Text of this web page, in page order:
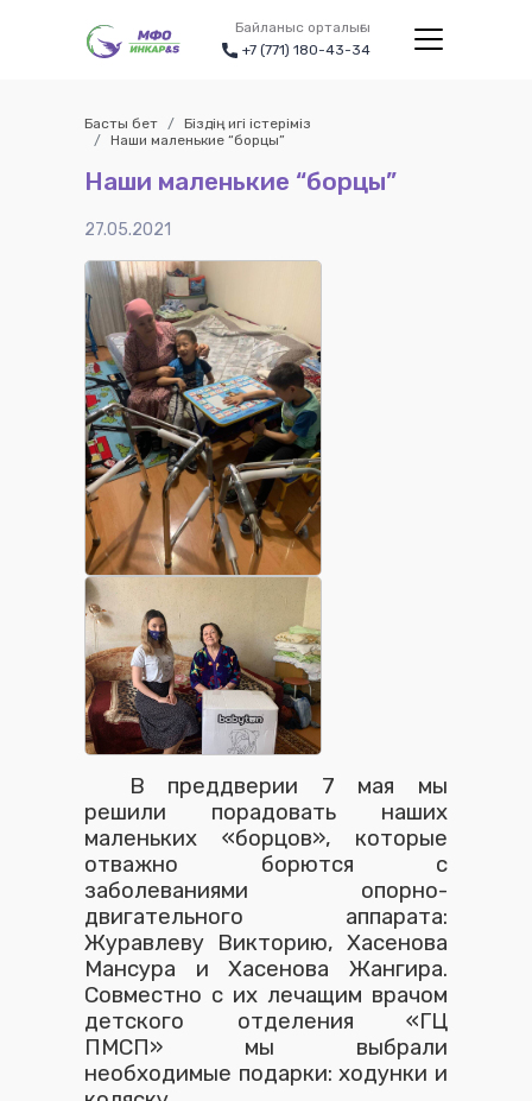
Байланыс орталығы
+7 (771) 180-43-34
Басты бет
Біздің игі істеріміз
Наши маленькие “борцы”
Наши маленькие “борцы”
27.05.2021
В преддверии 7 мая мы
решили порадовать наших
маленьких «борцов», которые
отважно борются с
заболеваниями опорно-
двигательного аппарата:
Журавлеву Викторию, Хасенова
Мансура и Хасенова Жангира.
Совместно с их лечащим врачом
детского отделения «ГЦ
ПМСП» мы выбрали
необходимые подарки: ходунки и